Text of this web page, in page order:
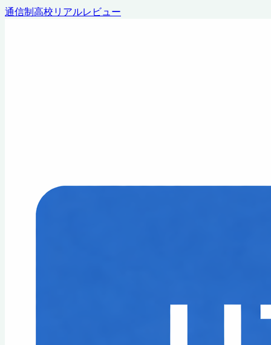
通信制高校リアルレビュー